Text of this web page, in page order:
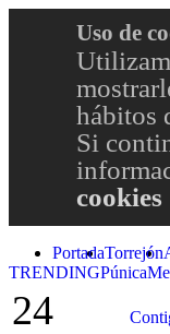
Uso de
hábitos
Si
cookies
PortadaTorrejón
TRENDINGPúnica
24